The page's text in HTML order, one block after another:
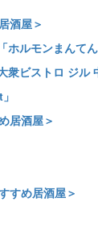
酒屋＞
ルモンまんてん
ビストロ ジル
居酒屋＞
すめ居酒屋＞